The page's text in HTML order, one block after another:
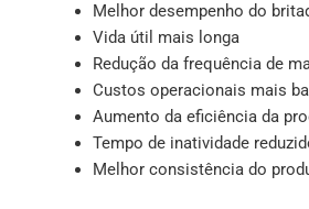
Melhor desempenho do
Vida útil mais longa
Redução da frequência de
Custos operacionais mais
Aumento da eficiência da
Tempo de inatividade
Melhor consistência do